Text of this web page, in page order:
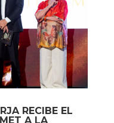
RECIBE EL
A LA